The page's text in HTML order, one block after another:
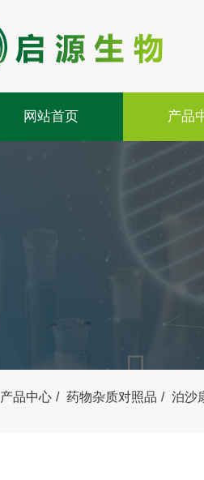
网站首页 产品
产品中心 药物杂质对照品 泊沙